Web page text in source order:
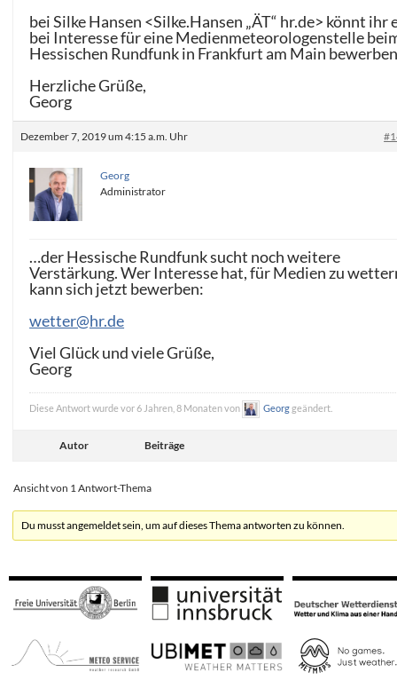
bei Silke Hansen <Silke.Hansen „ÄT“ hr.de> könnt ihr
bei Interesse für eine Medienmeteorologenstelle
Hessischen Rundfunk in Frankfurt am Main
Herzliche Grüße,
Georg
Dezember 7, 2019 um 4:15 a.m. Uhr
Georg
Administrator
…der Hessische Rundfunk sucht noch weitere
Verstärkung. Wer Interesse hat, für Medien zu
kann sich jetzt bewerben:
wetter@hr.de
Viel Glück und viele Grüße,
Georg
Diese Antwort wurde vor 6 Jahren, 8 Monaten von Georggeändert.
Autor Beiträge
Ansicht von 1 Antwort-Thema
Du musst angemeldet sein, um auf dieses Thema antworten zu können.